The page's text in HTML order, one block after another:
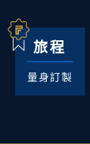
旅程
量身訂製